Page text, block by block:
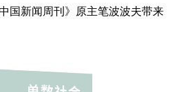
国新闻周刊》原主笔波波夫带来